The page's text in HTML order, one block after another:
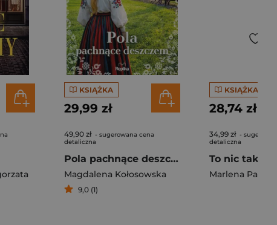
KSIĄŻKA
29,99 zł
49,90 zł - sugerowana cena
detaliczna
Pola pachnące deszczem. Saga łowicka. Tom 2
Magdalena Kołosowska
9,0 (1)
KSIĄŻKA
28,74 zł
34,99 zł -
detaliczna
To nic
Marlena Paletta